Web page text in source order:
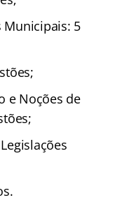
Municipais: 5
e Noções de